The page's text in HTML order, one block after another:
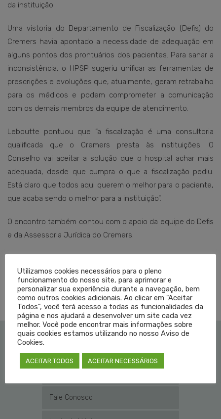
da instituição.
Uma vistoria do Departamento de Fiscalização (Defis) do
Cremers havia apontado a necessidade de adequação em
alguns pontos dos prontuários dos pacientes. Para sanar a
inconsistência, o HPSP sugeriu unificar as ferramentas de
prescrições e evoluções que, atualmente, geram retrabalho
para os médicos e podem comprometer a comunicação
com os demais membros da equipe de atendimento.
Leboutte pontuou que “a fiscalização é uma consultoria
qualificada que o Cremers presta às instituições. O
Conselho vai aceitar a solução que o hospital achar mais
adequada, desde que cumpra o que a fiscalização pediu.
Está claro que todos aqui querem o melhor para o paciente,
que acaba sendo o melhor para a instituição”.
O encontro também contou com o apoio da equipe do Defis
e da Assessoria Jurídica do Cremers.
Edição: Sílvia Lago
Fale Conosco
Utilizamos cookies necessários para o pleno
funcionamento do nosso site, para aprimorar e
personalizar sua experiência durante a navegação, bem
como outros cookies adicionais. Ao clicar em "Aceitar
Todos", você terá acesso a todas as funcionalidades da
página e nos ajudará a desenvolver um site cada vez
melhor. Você pode encontrar mais informações sobre
quais cookies estamos utilizando no nosso Aviso de
Cookies.
ACEITAR TODOS ACEITAR NECESSÁRIOS